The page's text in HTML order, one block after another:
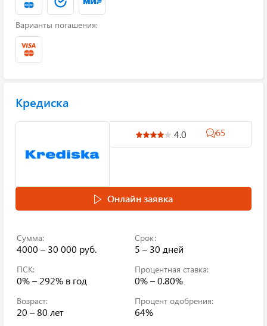
Варианты погашения:
Кредиска
4.0 65
Онлайн заявка
Сумма:
4000 – 30 000 руб.
Срок:
5 – 30 дней
ПСК:
0% – 292% в год
Процентная ставка:
0% – 0.80%
Возраст:
20 – 80 лет
Процент одобрения:
64%